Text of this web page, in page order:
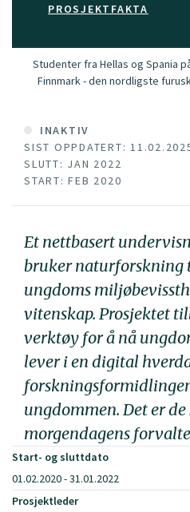
PROSJEKTFAKTA
Studenter fra Hellas og Spania
Finnmark - den nordligste
INAKTIV
SIST OPPDATERT:
SLUTT: JAN 2022
START: FEB 2020
Et nettbasert
bruker naturforskning
ungdoms
vitenskap. Prosjektet
verktøy for å nå
lever i en digital
ungdommen. Det er de
morgendagens
Start- og sluttdato
01.02.2020 - 31.01.2022
Prosjektleder